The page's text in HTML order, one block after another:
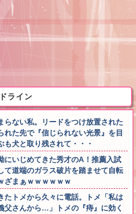
ライン
らない私。リードをつけ放置された
れた先で『信じられない光景』を目
犬と取り残されて・・・
にいじめてきた秀才のA！推薦入試
て道端のガラス破片を踏ませて自転
ざまぁｗｗｗｗｗｗ
たトメから久々に電話。トメ「私は
父さんから…」トメの『痔』に効く